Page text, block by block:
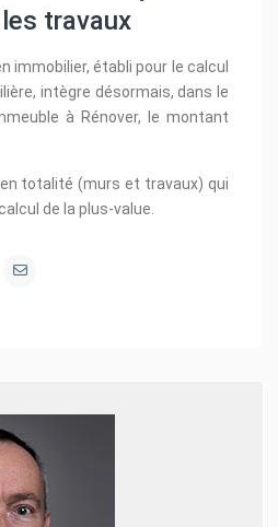
travaux
immobilier, établi pour le calcul
intègre désormais, dans le
à Rénover, le montant
totalité (murs et travaux) qui
de la plus-value.